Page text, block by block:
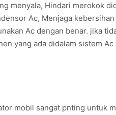
menyala, Hindari merokok
Ac, Menjaga
Ac dengan benar. jika
yang ada didalam sistem
mobil sangat pnting untuk